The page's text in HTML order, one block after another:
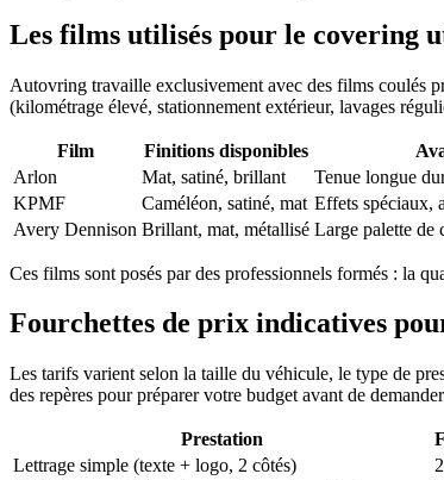
Les films utilisés pour le covering
Autovring travaille exclusivement avec des films coulés
(kilométrage élevé, stationnement extérieur, lavages
Film Finitions disponibles
Arlon
Mat, satiné, brillant
Tenue longue
KPMF
Caméléon, satiné, mat Effets spéciaux,
Avery Dennison Brillant, mat, métallisé Large palette de
Ces films sont posés par des professionnels formés : la
Fourchettes de prix indicatives
Les tarifs varient selon la taille du véhicule, le type de
des repères pour préparer votre budget avant de
Prestation
Lettrage simple (texte + logo, 2 côtés)